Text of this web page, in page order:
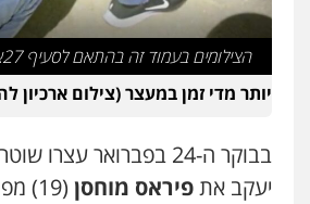
עו"ד שלומי שרון
פלילי צבאי מעצרים
0547342002
עו"ד אלון קריטי
פלילי כלכלי אלימות
הצילומים בעמוד זה בהתאם לסעיף 27א לחוק זכויות יוצרים
יותר מדי זמן במעצר (צילום
בבוקר ה-24 בפברואר
יעקב אתפיראס מוחסן
(19)